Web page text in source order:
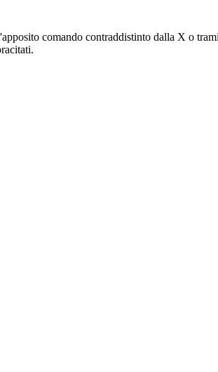
comando contraddistinto dalla X o